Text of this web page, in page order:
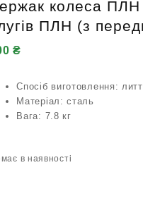
колеса ПЛН
ПЛН (з
₴
Спосіб виготовлення:
Матеріал: сталь
Вага: 7.8 кг
в наявності